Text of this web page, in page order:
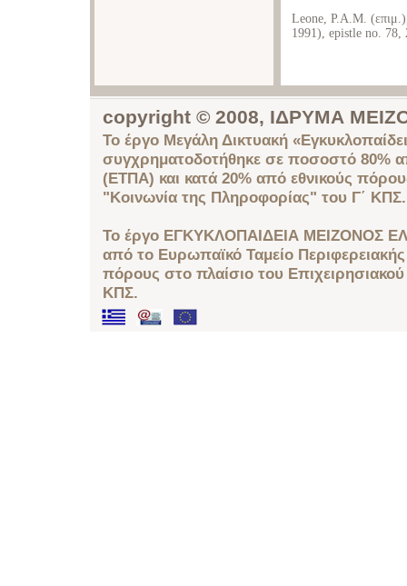
Leone, P.A.M.
1991), epistle no. 78,
copyright © 2008, ΙΔΡΥΜΑ
Το έργο Μεγάλη Δικτυακή
συγχρηματοδοτήθηκε σε ποσοστό 80%
(ΕΤΠΑ) και κατά 20% από εθνικούς
"Κοινωνία της Πληροφορίας" του Γ΄ ΚΠΣ.
Το έργο ΕΓΚΥΚΛΟΠΑΙΔΕΙΑ ΜΕΙΖΟΝΟΣ
από το Ευρωπαϊκό Ταμείο
πόρους στο πλαίσιο του
ΚΠΣ.